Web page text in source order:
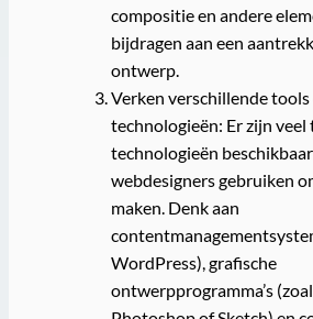
compositie en andere
bijdragen aan een
ontwerp.
Verken verschillende tools
technologieën: Er zijn veel
technologieën
webdesigners gebruiken
maken. Denk aan
WordPress), grafische
ontwerpprogramma’s